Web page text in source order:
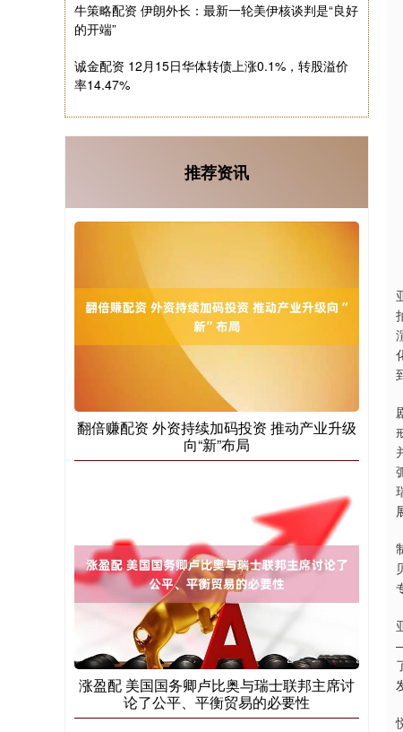
牛策略配资 伊朗外长：最新一轮美伊核谈判是“良好
的开端”
诚金配资 12月15日华体转债上涨0.1%，转股溢价
率14.47%
推荐资讯
翻倍赚配资 外资持续加码投资 推动产业升级
向“新”布局
涨盈配 美国国务卿卢比奥与瑞士联邦主席讨
论了公平、平衡贸易的必要性